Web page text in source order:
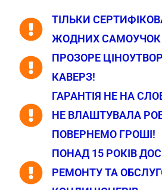
ТІЛЬКИ
ЖОДНИХ САМОУЧОК
ПРОЗОРЕ
КАВЕРЗ!
ГАРАНТІЯ НЕ НА
НЕ ВЛАШТУВАЛА
ПОВЕРНЕМО ГРОШІ!
ПОНАД 15 РОКІВ
РЕМОНТУ ТА